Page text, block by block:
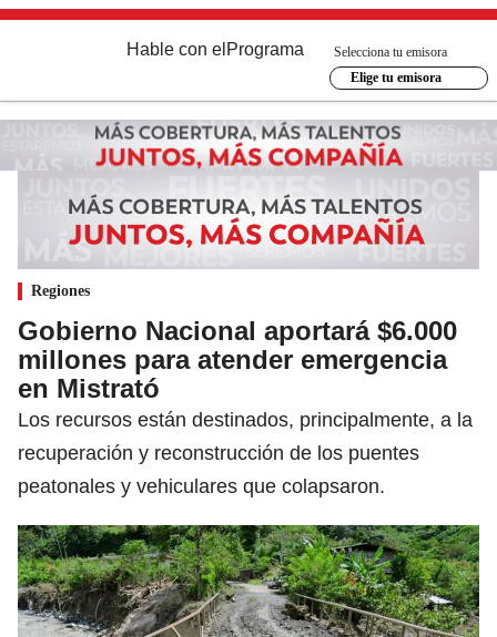
Hable con el Programa
Selecciona tu emisora
Elige tu emisora
Regiones
Gobierno Nacional aportará $6.000
millones para atender emergencia
en Mistrató
Los recursos están destinados, principalmente, a la
recuperación y reconstrucción de los puentes
peatonales y vehiculares que colapsaron.